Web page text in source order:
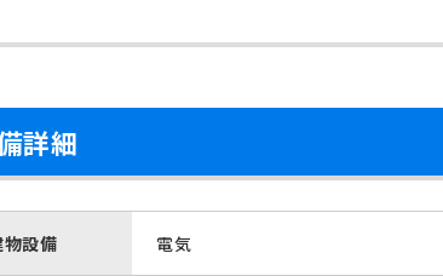
詳細
物設備 電気